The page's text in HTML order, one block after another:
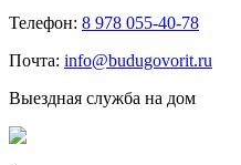
Телефон: 8 978 055-40-78
Почта: info@budugovorit.ru
Выездная служба на дом